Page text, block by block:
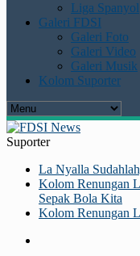
Liga Spanyol
Galeri FDSI
Galeri Foto
Galeri Video
Galeri Musik
Kolom Suporter
Suporter
La Nyalla
Kolom Renungan
Sepak Bola Kita
Kolom Renungan